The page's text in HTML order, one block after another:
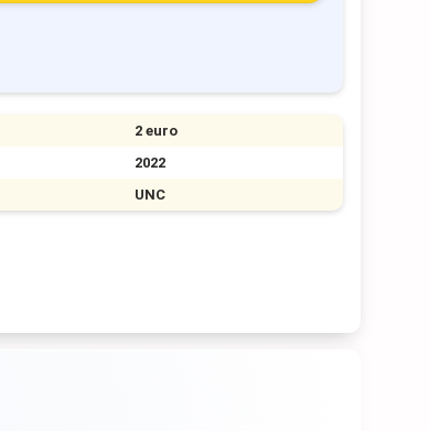
2 euro
2022
UNC